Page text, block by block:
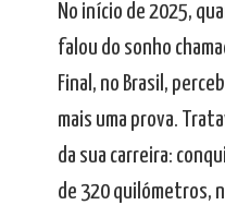
No início de 2025,
falou do sonho
Final, no Brasil,
mais uma prova.
da sua carreira:
de 320 quilómetros,